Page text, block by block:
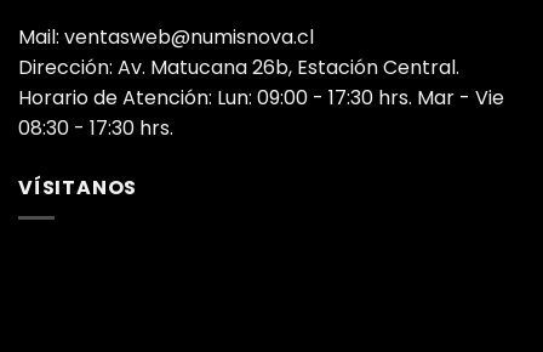
Mail: ventasweb@numisnova.cl
Dirección: Av. Matucana 26b, Estación Central.
Horario de Atención: Lun: 09:00 - 17:30 hrs. Mar - Vie
08:30 - 17:30 hrs.
VÍSITANOS